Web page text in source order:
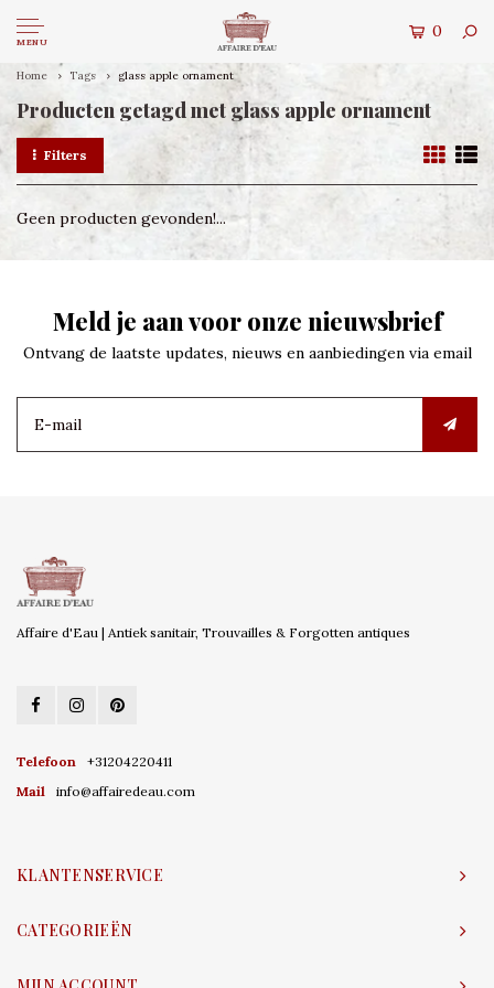
MENU
0
Home Tags glass apple ornament
Producten getagd met glass apple ornament
Filters
Geen producten gevonden!...
Meld je aan voor onze nieuwsbrief
Ontvang de laatste updates, nieuws en aanbiedingen via email
Affaire d'Eau | Antiek sanitair, Trouvailles & Forgotten antiques
Telefoon
+31204220411
Mail
info@affairedeau.com
KLANTENSERVICE
CATEGORIEËN